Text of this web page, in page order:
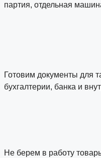
партия, отдельная
Готовим документы для
бухгалтерии, банка и
Не берем в работу